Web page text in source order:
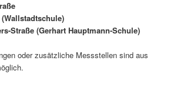
Straße (Gerhart Hauptmann-Schule)
oder zusätzliche Messstellen sind aus